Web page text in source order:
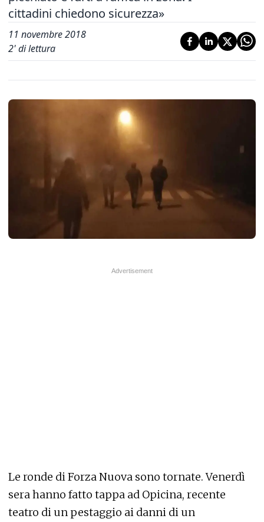
cittadini chiedono sicurezza»
11 novembre 2018
2' di lettura
Le ronde di Forza Nuova sono tornate. Venerdì
sera hanno fatto tappa ad Opicina, recente
teatro di un pestaggio ai danni di un